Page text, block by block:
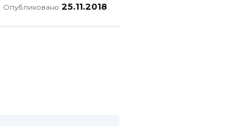
Опубликовано 25.11.2018